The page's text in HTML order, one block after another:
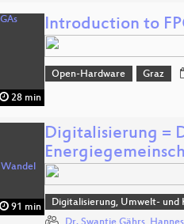
28 min
Introduction to
Open-Hardware Graz
91 min
Digitalisierung =
Digitalisierung, Umwelt- und